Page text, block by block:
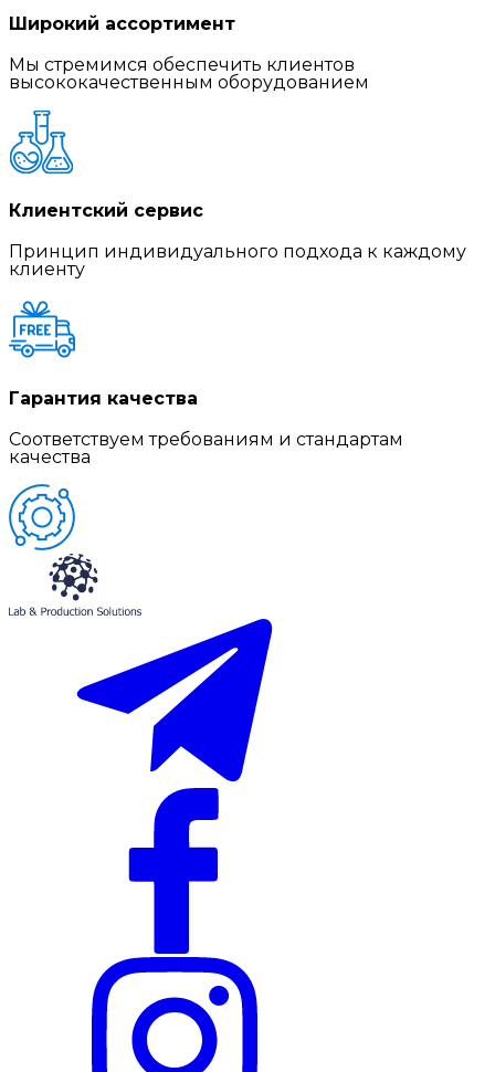
Широкий ассортимент
Мы стремимся обеспечить клиентов
высококачественным оборудованием
Клиентский сервис
Принцип индивидуального подхода к каждому
клиенту
Гарантия качества
Соответствуем требованиям и стандартам
качества